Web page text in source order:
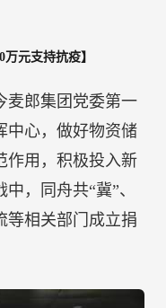
万元支持抗疫】
麦郎集团党委第一
中心，做好物资储
作用，积极投入新
，同舟共“冀”、
等相关部门成立捐